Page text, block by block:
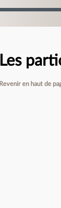
Les
Revenir en haut de